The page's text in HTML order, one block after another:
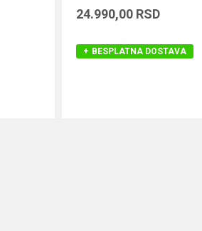
24.990,00 RSD
BESPLATNA DOSTAVA